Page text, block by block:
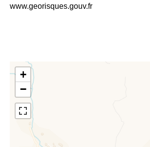
www.georisques.gouv.fr
+
−